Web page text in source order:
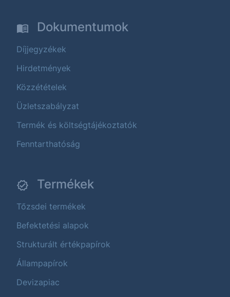
Dokumentumok
Díjjegyzékek
Hirdetmények
Közzétételek
Üzletszabályzat
Termék és költségtájékoztatók
Fenntarthatóság
Termékek
Tőzsdei termékek
Befektetési alapok
Strukturált értékpapírok
Állampapírok
Devizapiac